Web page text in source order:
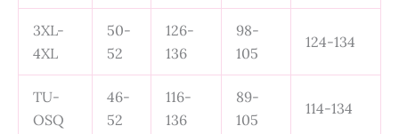
3XL-
4XL
50-
52
126-
136
98-
105
124-134
TU-
OSQ
46-
52
116-
136
89-
105
114-134